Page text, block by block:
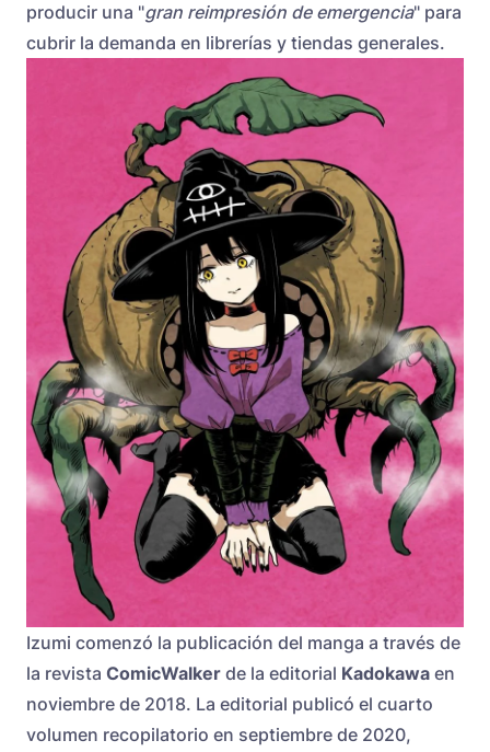
producir una "gran reimpresión de emergencia" para
cubrir la demanda en librerías y tiendas generales.
Izumi comenzó la publicación del manga a través de
la revista ComicWalker de la editorial Kadokawa en
noviembre de 2018. La editorial publicó el cuarto
volumen recopilatorio en septiembre de 2020,